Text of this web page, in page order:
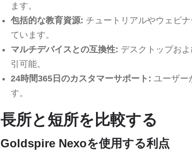
ます。
包括的な教育資源: チュートリアルやウェビ
ています。
マルチデバイスとの互換性: デスクトップお
引可能。
24時間365日のカスタマーサポート: ユーザー
す。
長所と短所を比較する
Goldspire Nexoを使用する利点